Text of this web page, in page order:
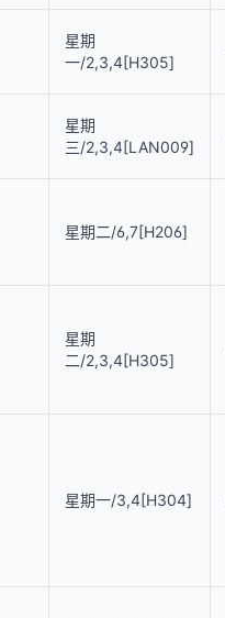
星期
一/2,3,4[H305]
星期
三/2,3,4[LAN009]
星期二/6,7[H206]
星期
二/2,3,4[H305]
星期一/3,4[H304]